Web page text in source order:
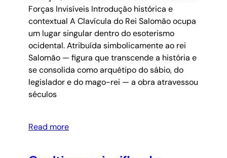
Forças Invisíveis Introdução histórica e
contextual A Clavícula do Rei Salomão ocupa
um lugar singular dentro do esoterismo
ocidental. Atribuída simbolicamente ao rei
Salomão — figura que transcende a história e
se consolida como arquétipo do sábio, do
legislador e do mago-rei — a obra atravessou
séculos
Read more